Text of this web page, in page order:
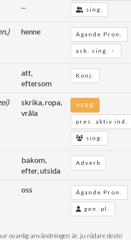
...
sing.
henne Ägande Pron.
ack. sing. ♀
att,
eftersom
Konj.
skrika, ropa,
vråla
VERB
pres. aktiv ind.
sing.
bakom,
efter, utsida
Adverb
oss Ägande Pron.
gen. pl.
ovanlig användningen är, ju rödare desto